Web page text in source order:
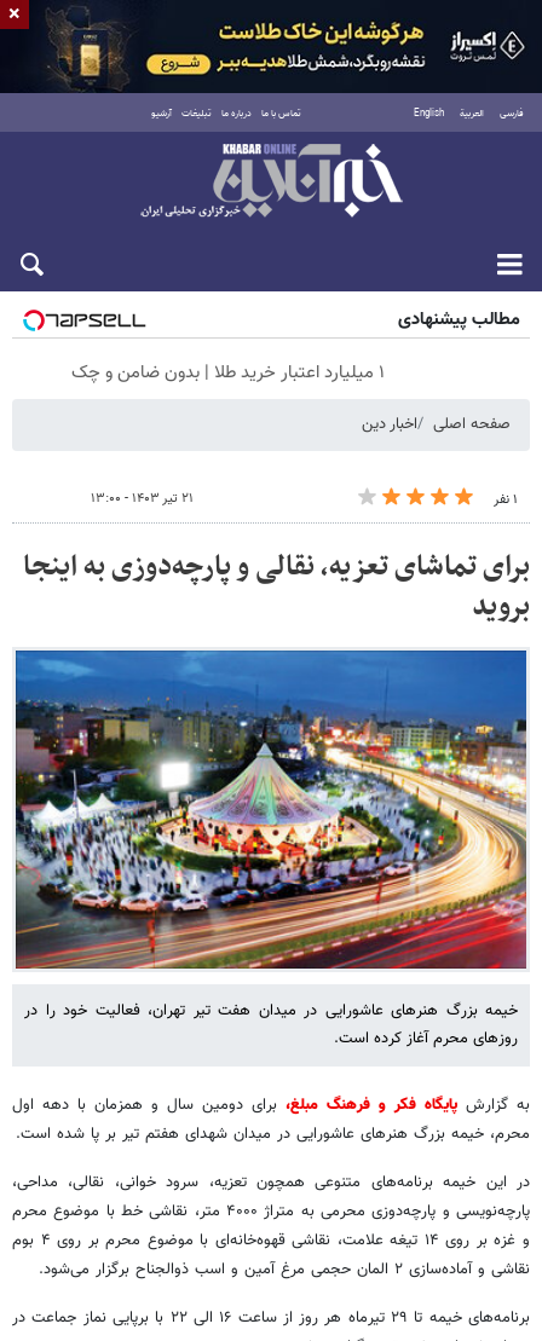
فارسی العربية English تماس با ما درباره ما تبلیغات آرشیو
جمعه ۱۶ مرداد ۱۴۰۵
مطالب پیشنهادی
۱ میلیارد اعتبار خرید طلا | بدون ضامن و چک
صفحه اصلی اخبار دین
۱ نفر ۲۱ تیر ۱۴۰۳ - ۱۳:۰۰
برای تماشای تعزیه، نقالی و پارچه‌دوزی به اینجا
بروید
خیمه بزرگ هنرهای عاشورایی در میدان هفت تیر تهران، فعالیت خود را در
روزهای محرم آغاز کرده است.
به گزارش پایگاه فکر و فرهنگ مبلغ، برای دومین سال و همزمان با دهه اول
محرم، خیمه بزرگ هنرهای عاشورایی در میدان شهدای هفتم تیر بر پا شده است.
در این خیمه برنامه‌های متنوعی همچون تعزیه، سرود خوانی، نقالی، مداحی،
پارچه‌نویسی و پارچه‌دوزی محرمی به متراژ ۴۰۰۰ متر، نقاشی خط با موضوع محرم
و غزه بر روی ۱۴ تیغه علامت، نقاشی قهوه‌خانه‌ای با موضوع محرم بر روی ۴ بوم
نقاشی و آماده‌سازی ۲ المان حجمی مرغ آمین و اسب ذوالجناح برگزار می‌شود.
برنامه‌های خیمه تا ۲۹ تیرماه هر روز از ساعت ۱۶ الی ۲۲ با برپایی نماز جماعت در
×